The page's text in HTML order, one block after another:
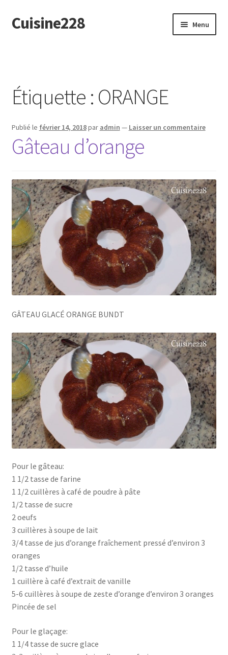
Aller
à
Aller
au
Cuisine228 Menu
Étiquette : ORANGE
Publié le février 14, 2018par admin — Laisser un commentaire
Gâteau d’orange
GÂTEAU GLACÉ ORANGE BUNDT
Pour le gâteau:
1 1/2 tasse de farine
1 1/2 cuillères à café de poudre à pâte
1/2 tasse de sucre
2 oeufs
3 cuillères à soupe de lait
3/4 tasse de jus d’orange fraîchement pressé d’environ 3
oranges
1/2 tasse d’huile
1 cuillère à café d’extrait de vanille
5-6 cuillères à soupe de zeste d’orange d’environ 3 oranges
Pincée de sel
Pour le glaçage:
1 1/4 tasse de sucre glace